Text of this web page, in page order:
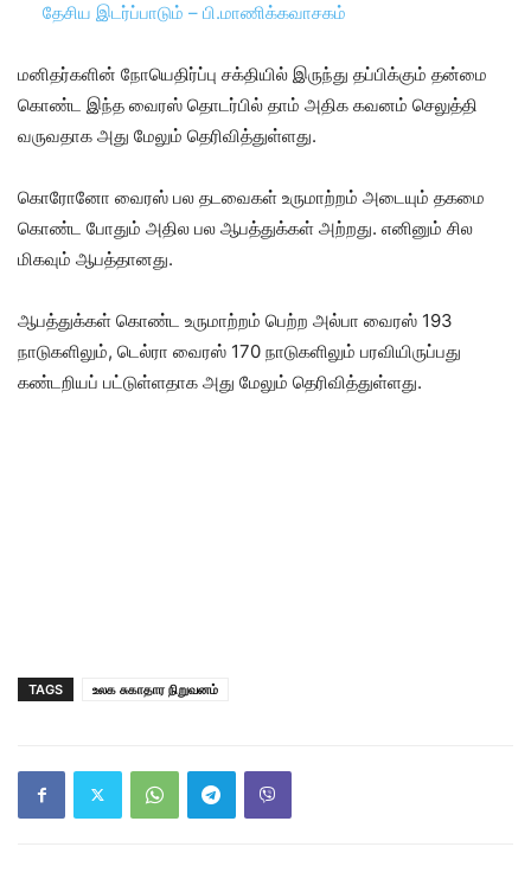
தேசிய இடர்ப்பாடும் – பி.மாணிக்கவாசகம்
மனிதர்களின் நோயெதிர்ப்பு சக்தியில் இருந்து தப்பிக்கும் தன்மை
கொண்ட இந்த வைரஸ் தொடர்பில் தாம் அதிக கவனம் செலுத்தி
வருவதாக அது மேலும் தெரிவித்துள்ளது.
கொரோனோ வைரஸ் பல தடவைகள் உருமாற்றம் அடையும் தகமை
கொண்ட போதும் அதில பல ஆபத்துக்கள் அற்றது. எனினும் சில
மிகவும் ஆபத்தானது.
ஆபத்துக்கள் கொண்ட உருமாற்றம் பெற்ற அல்பா வைரஸ் 193
நாடுகளிலும், டெல்ரா வைரஸ் 170 நாடுகளிலும் பரவியிருப்பது
கண்டறியப் பட்டுள்ளதாக அது மேலும் தெரிவித்துள்ளது.
TAGS உலக சுகாதார நிறுவனம்